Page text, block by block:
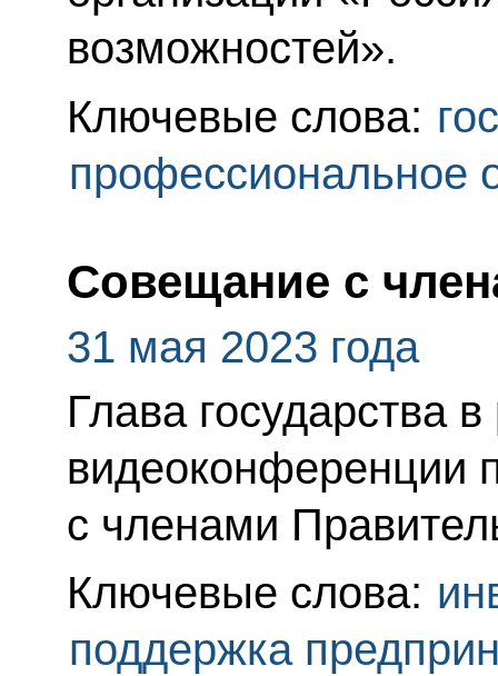
возможностей».
Ключевые слова:
профессиональное
Совещание с
31 мая 2023 года
Глава государства
видеоконференции
с членами
Ключевые слова:
поддержка